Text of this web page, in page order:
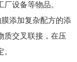
设备等物品。
添加复杂配方的添
质交叉联接，在压